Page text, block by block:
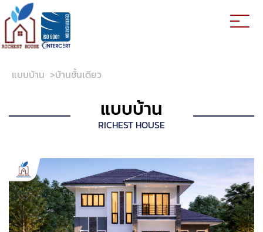
แบบบ้าน >บ้านชั้นเดียว
แบบบ้าน
RICHEST HOUSE